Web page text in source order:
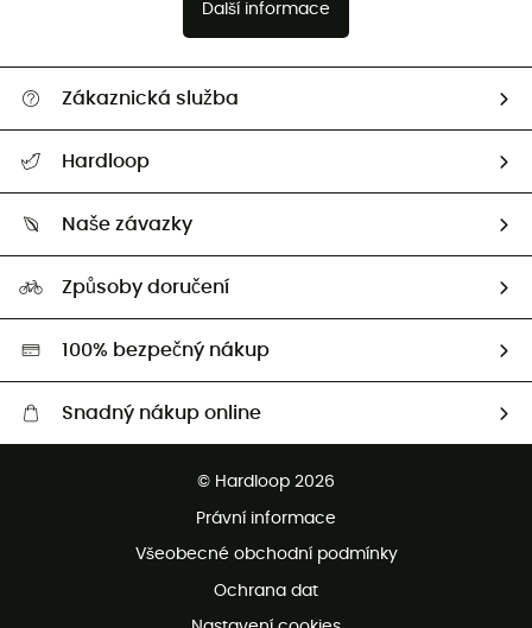
Další informace
Zákaznická služba
Vrácení zboží a peněz
Hardloop
Naši Ambasadoři
Naše závazky
Second hand
HardGreen
Způsoby doručení
100% bezpečný nákup
Snadný nákup online
Bezplatné vrácení do 100 dnů
Bezplatná zákaznická služba
© Hardloop 2026
Právní informace
Všeobecné obchodní podmínky
Ochrana dat